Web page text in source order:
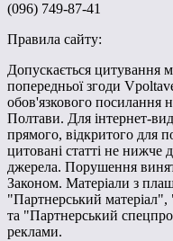
(096) 749-87-41
Правила сайту:
Допускається цитування
попередньої згоди
обов'язкового посилання
Полтави. Для інтернет-
прямого, відкритого для
цитовані статті не нижче
джерела. Порушення
Законом. Матеріали з
"Партнерський
та "Партнерський
реклами.